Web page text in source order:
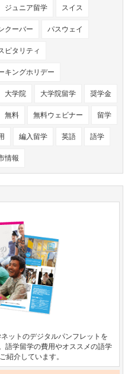
ジュニア留学 スイス
クーバー パスウェイ
ピタリティ
キングホリデー
大学院 大学院留学 奨学金
無料 無料ウェビナー 留学
編入留学 英語 語学
情報
ットのデジタルパンフレットを
語学留学の費用やオススメの語学
紹介しています。